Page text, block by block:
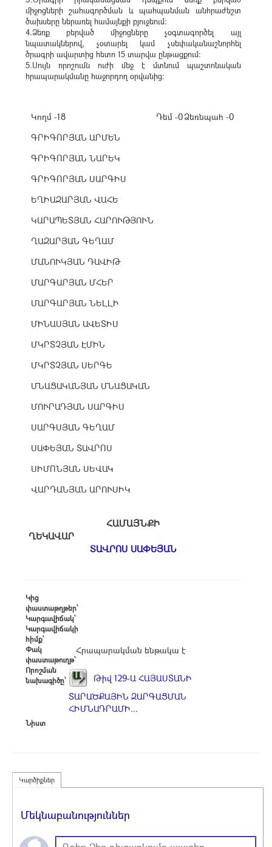
միջոցների շահագործման և պահպանման անհրաժեշտ
ծախսերը ներառել համայնքի բյուջեում:
4.Ձեռք բերված միջոցները չօգտագործել այլ
նպատակներով, չօտարել կամ չսեփականաշնորհել
ծրագրի ավարտից հետո 15 տարվա ընթացքում:
5.Սույն որոշումն ուժի մեջ է մտնում պաշտոնական
հրապարակմանը հաջորդող օրվանից:
Կողմ -18
ԳՐԻԳՈՐՅԱՆ ԱՐՄԵՆ
ԳՐԻԳՈՐՅԱՆ ՆԱՐԵԿ
ԳՐԻԳՈՐՅԱՆ ՍԱՐԳԻՍ
ԵՂԻԱԶԱՐՅԱՆ ՎԱՀԵ
ԿԱՐԱՊԵՏՅԱՆ ՀԱՐՈՒԹՅՈՒՆ
ՂԱԶԱՐՅԱՆ ԳԵՂԱՄ
ՄԱՆՈՒԿՅԱՆ ԴԱՎԻԹ
ՄԱՐԳԱՐՅԱՆ ՄՀԵՐ
ՄԱՐԳԱՐՅԱՆ ՆԵԼԼԻ
ՄԻՆԱՍՅԱՆ ԱՎԵՏԻՍ
ՄԿՐՏՉՅԱՆ ԷՄԻՆ
ՄԿՐՏՉՅԱՆ ՍԵՐԳԵ
ՄՆԱՑԱԿԱՆՅԱՆ ՄՆԱՑԱԿԱՆ
ՄՈՒՐԱԴՅԱՆ ՍԱՐԳԻՍ
ՍԱՐԳՍՅԱՆ ԳԵՂԱՄ
ՍԱՓԵՅԱՆ ՏԱՎՐՈՍ
ՍԻՄՈՆՅԱՆ ՍԵՎԱԿ
ՎԱՐԴԱՆՅԱՆ ԱՐՈՒՍԻԿ
Դեմ -0Ձեռնպահ -0
ՀԱՄԱՅՆՔԻ
ՂԵԿԱՎԱՐ
ՏԱՎՐՈՍ ՍԱՓԵՅԱՆ
Կից
փաստաթղթեր՝
Կարգավիճակ՝
Կարգավիճակի
հիմք՝
Փակ
փաստաթուղթ՝
Հրապարակման ենթակա է
Որոշման
նախագիծը՝
Թիվ 129-Ա ՀԱՅԱՍՏԱՆԻ
ՏԱՐԱԾՔԱՅԻՆ ԶԱՐԳԱՑՄԱՆ
ՀԻՄՆԱԴՐԱՄԻ...
Նիստ
Կարծիքներ
Մեկնաբանություններ